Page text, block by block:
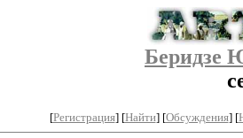
Беридзе
[Регистрация] [Найти] [Обсуждения] [